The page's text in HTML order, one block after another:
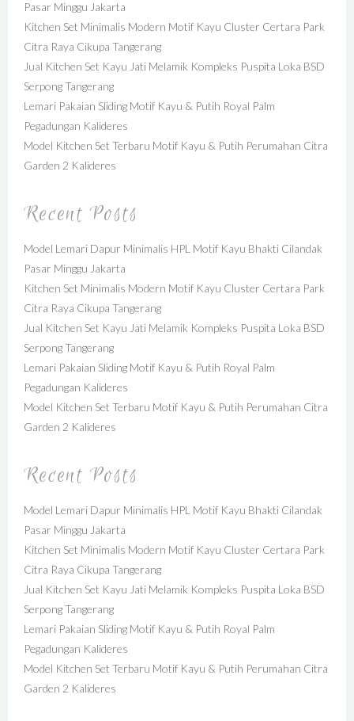
Pasar Minggu Jakarta
Kitchen Set Minimalis Modern Motif Kayu Cluster Certara Park
Citra Raya Cikupa Tangerang
Jual Kitchen Set Kayu Jati Melamik Kompleks Puspita Loka BSD
Serpong Tangerang
Lemari Pakaian Sliding Motif Kayu & Putih Royal Palm
Pegadungan Kalideres
Model Kitchen Set Terbaru Motif Kayu & Putih Perumahan Citra
Garden 2 Kalideres
Recent Posts
Model Lemari Dapur Minimalis HPL Motif Kayu Bhakti Cilandak
Pasar Minggu Jakarta
Kitchen Set Minimalis Modern Motif Kayu Cluster Certara Park
Citra Raya Cikupa Tangerang
Jual Kitchen Set Kayu Jati Melamik Kompleks Puspita Loka BSD
Serpong Tangerang
Lemari Pakaian Sliding Motif Kayu & Putih Royal Palm
Pegadungan Kalideres
Model Kitchen Set Terbaru Motif Kayu & Putih Perumahan Citra
Garden 2 Kalideres
Recent Posts
Model Lemari Dapur Minimalis HPL Motif Kayu Bhakti Cilandak
Pasar Minggu Jakarta
Kitchen Set Minimalis Modern Motif Kayu Cluster Certara Park
Citra Raya Cikupa Tangerang
Jual Kitchen Set Kayu Jati Melamik Kompleks Puspita Loka BSD
Serpong Tangerang
Lemari Pakaian Sliding Motif Kayu & Putih Royal Palm
Pegadungan Kalideres
Model Kitchen Set Terbaru Motif Kayu & Putih Perumahan Citra
Garden 2 Kalideres